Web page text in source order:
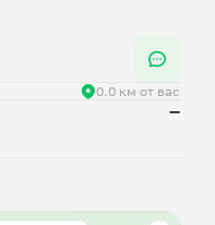
0.0 км от вас
—